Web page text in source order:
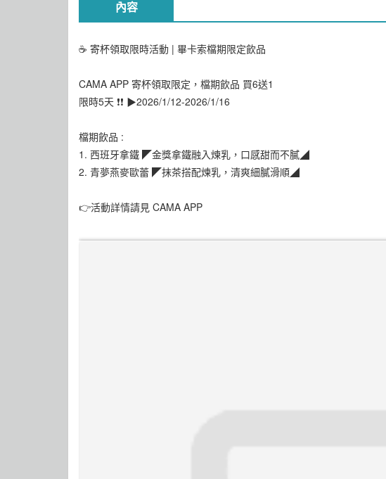
內容
☕ 寄杯領取限時活動 | 畢卡索檔期限定飲品
CAMA APP 寄杯領取限定，檔期飲品 買6送1
限時5天 ❗❗ ▶2026/1/12-2026/1/16
檔期飲品 :
1. 西班牙拿鐵 ◤金獎拿鐵融入煉乳，口感甜而不膩◢
2. 青夢燕麥歐蕾 ◤抹茶搭配煉乳，清爽細膩滑順◢
👉活動詳情請見 CAMA APP